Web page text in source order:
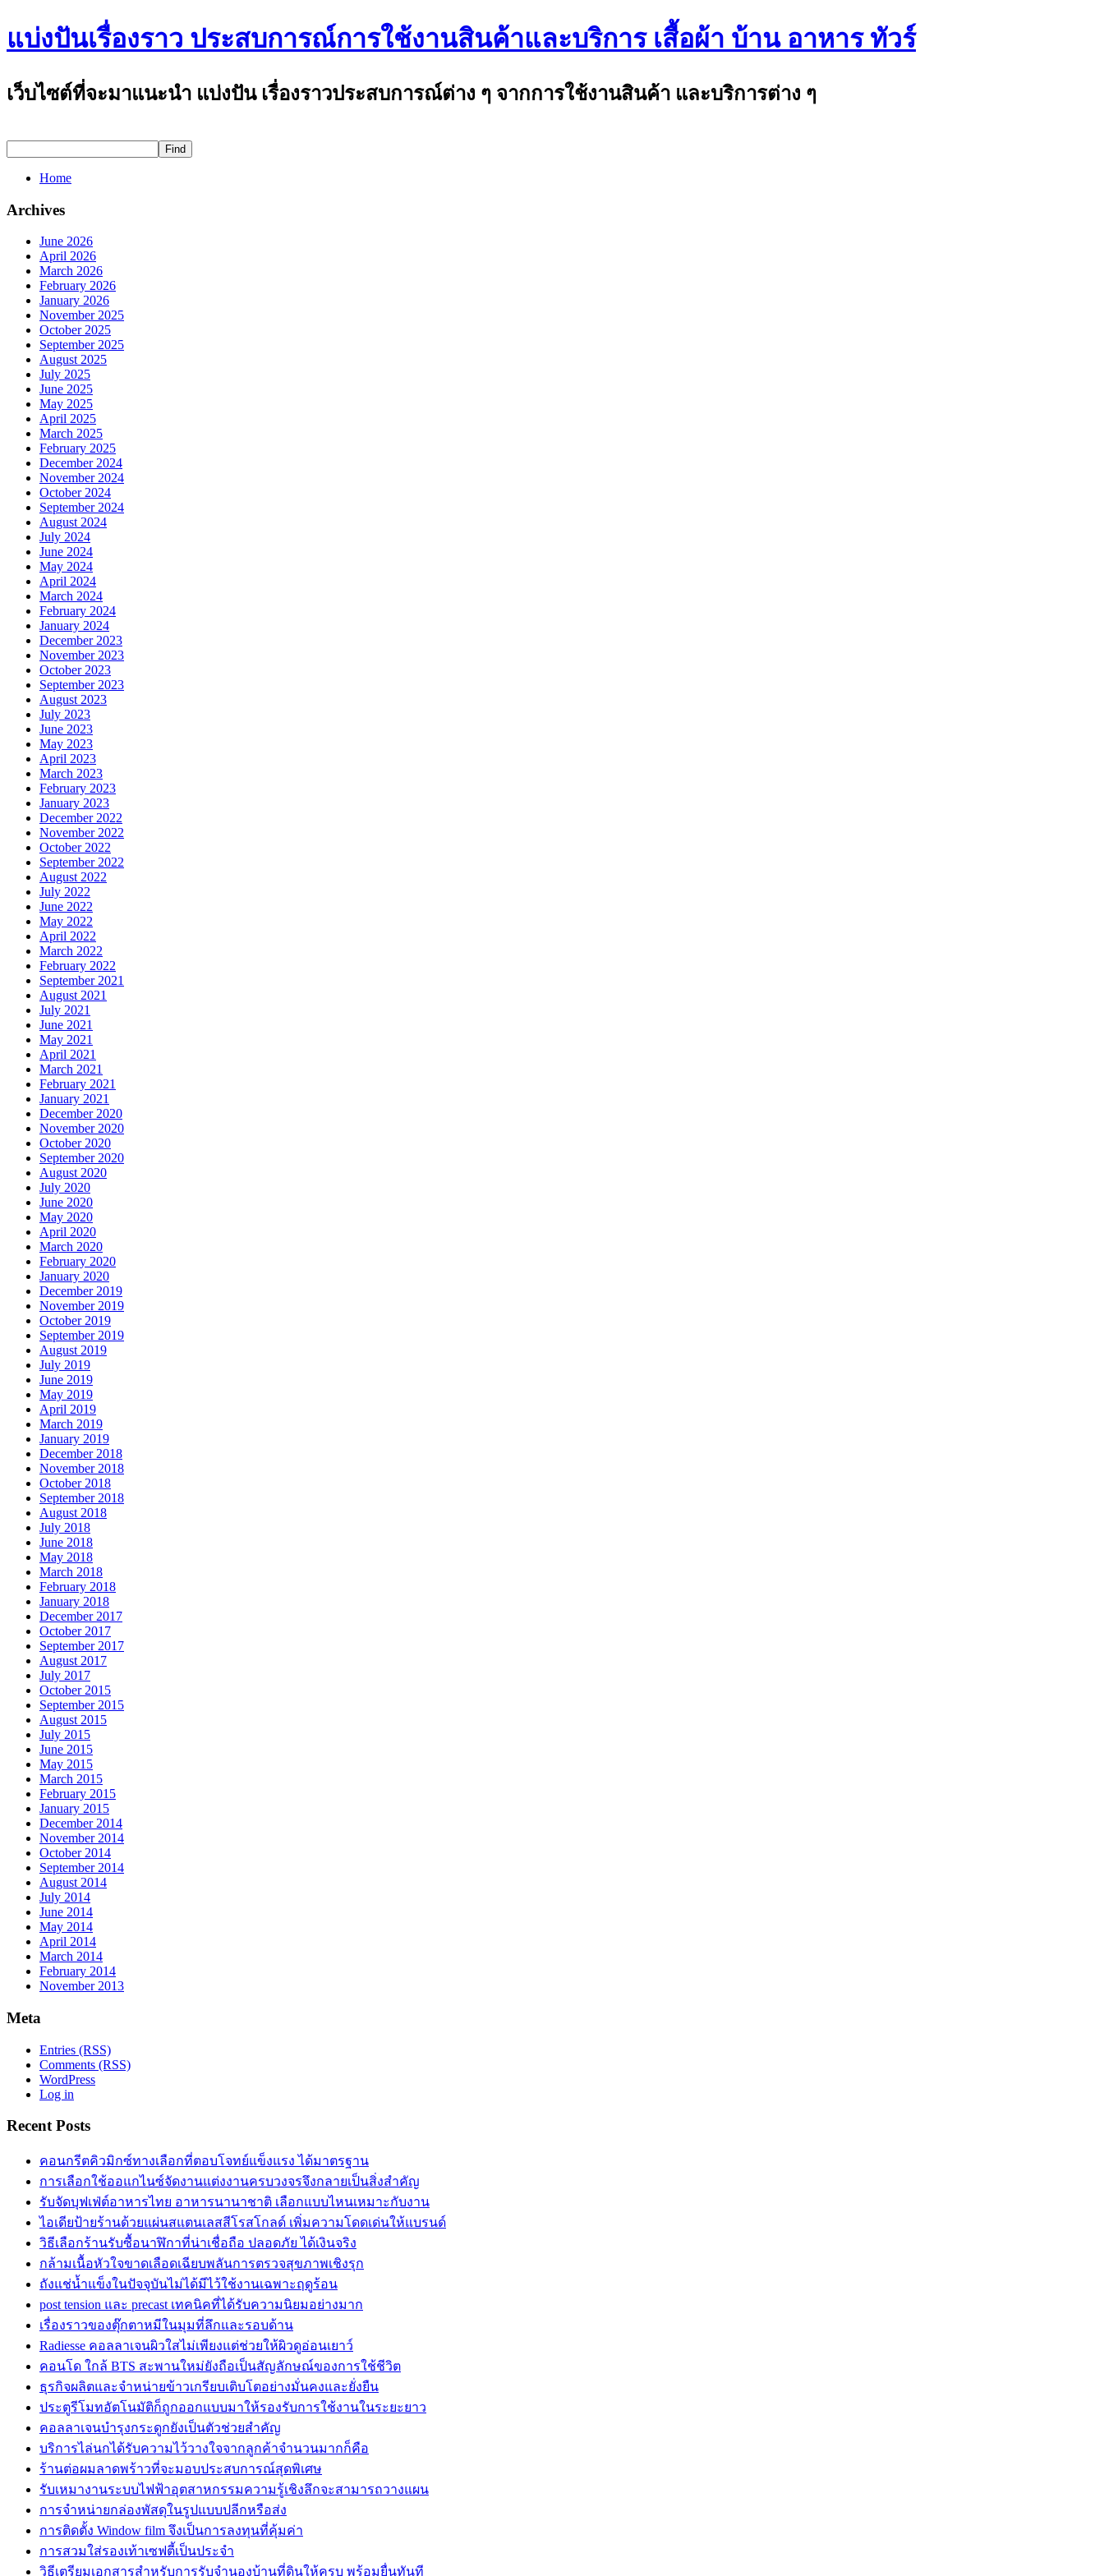
แบ่งปันเรื่องราว ประสบการณ์การใช้งานสินค้าและบริการ เสื้อผ้า บ้าน อาหาร ทัวร์
เว็บไซต์ที่จะมาแนะนำ แบ่งปัน เรื่องราวประสบการณ์ต่าง ๆ จากการใช้งานสินค้า และบริการต่าง ๆ
Home
Archives
June 2026
April 2026
March 2026
February 2026
January 2026
November 2025
October 2025
September 2025
August 2025
July 2025
June 2025
May 2025
April 2025
March 2025
February 2025
December 2024
November 2024
October 2024
September 2024
August 2024
July 2024
June 2024
May 2024
April 2024
March 2024
February 2024
January 2024
December 2023
November 2023
October 2023
September 2023
August 2023
July 2023
June 2023
May 2023
April 2023
March 2023
February 2023
January 2023
December 2022
November 2022
October 2022
September 2022
August 2022
July 2022
June 2022
May 2022
April 2022
March 2022
February 2022
September 2021
August 2021
July 2021
June 2021
May 2021
April 2021
March 2021
February 2021
January 2021
December 2020
November 2020
October 2020
September 2020
August 2020
July 2020
June 2020
May 2020
April 2020
March 2020
February 2020
January 2020
December 2019
November 2019
October 2019
September 2019
August 2019
July 2019
June 2019
May 2019
April 2019
March 2019
January 2019
December 2018
November 2018
October 2018
September 2018
August 2018
July 2018
June 2018
May 2018
March 2018
February 2018
January 2018
December 2017
October 2017
September 2017
August 2017
July 2017
October 2015
September 2015
August 2015
July 2015
June 2015
May 2015
March 2015
February 2015
January 2015
December 2014
November 2014
October 2014
September 2014
August 2014
July 2014
June 2014
May 2014
April 2014
March 2014
February 2014
November 2013
Meta
Entries (RSS)
Comments (RSS)
WordPress
Log in
Recent Posts
คอนกรีตคิวมิกซ์ทางเลือกที่ตอบโจทย์แข็งแรง ได้มาตรฐาน
การเลือกใช้ออแกไนซ์จัดงานแต่งงานครบวงจรจึงกลายเป็นสิ่งสำคัญ
รับจัดบุฟเฟ่ต์อาหารไทย อาหารนานาชาติ เลือกแบบไหนเหมาะกับงาน
ไอเดียป้ายร้านด้วยแผ่นสแตนเลสสีโรสโกลด์ เพิ่มความโดดเด่นให้แบรนด์
วิธีเลือกร้านรับซื้อนาฬิกาที่น่าเชื่อถือ ปลอดภัย ได้เงินจริง
กล้ามเนื้อหัวใจขาดเลือดเฉียบพลันการตรวจสุขภาพเชิงรุก
ถังแช่น้ำแข็งในปัจจุบันไม่ได้มีไว้ใช้งานเฉพาะฤดูร้อน
post tension และ precast เทคนิคที่ได้รับความนิยมอย่างมาก
เรื่องราวของตุ๊กตาหมีในมุมที่ลึกและรอบด้าน
Radiesse คอลลาเจนผิวใสไม่เพียงแต่ช่วยให้ผิวดูอ่อนเยาว์
คอนโด ใกล้ BTS สะพานใหม่ยังถือเป็นสัญลักษณ์ของการใช้ชีวิต
ธุรกิจผลิตและจำหน่ายข้าวเกรียบเติบโตอย่างมั่นคงและยั่งยืน
ประตูรีโมทอัตโนมัติก็ถูกออกแบบมาให้รองรับการใช้งานในระยะยาว
คอลลาเจนบำรุงกระดูกยังเป็นตัวช่วยสำคัญ
บริการไล่นกได้รับความไว้วางใจจากลูกค้าจำนวนมากก็คือ
ร้านต่อผมลาดพร้าวที่จะมอบประสบการณ์สุดพิเศษ
รับเหมางานระบบไฟฟ้าอุตสาหกรรมความรู้เชิงลึกจะสามารถวางแผน
การจำหน่ายกล่องพัสดุในรูปแบบปลีกหรือส่ง
การติดตั้ง Window film จึงเป็นการลงทุนที่คุ้มค่า
การสวมใส่รองเท้าเซฟตี้เป็นประจำ
วิธีเตรียมเอกสารสำหรับการรับจำนองบ้านที่ดินให้ครบ พร้อมยื่นทันที